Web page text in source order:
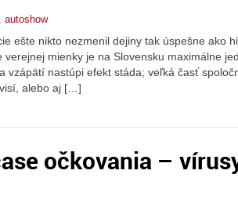
autoshow
ešte nikto nezmenil dejiny tak úspešne ako
verejnej mienky je na Slovensku maximálne
vzápätí nastúpi efekt stáda; veľká časť
alebo aj […]
očkovania –